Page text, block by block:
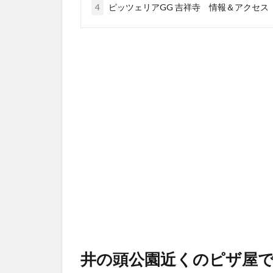
4 ピッツェリアGG 吉祥寺 情報＆アクセス
井の頭公園近くのピザ屋